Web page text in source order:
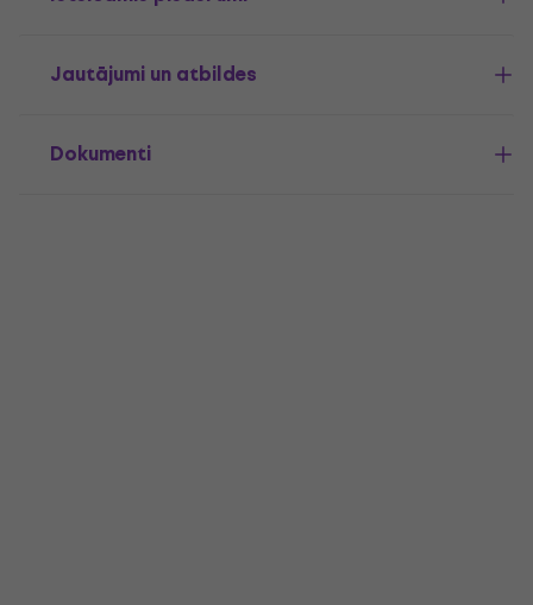
Jautājumi un atbildes
Dokumenti